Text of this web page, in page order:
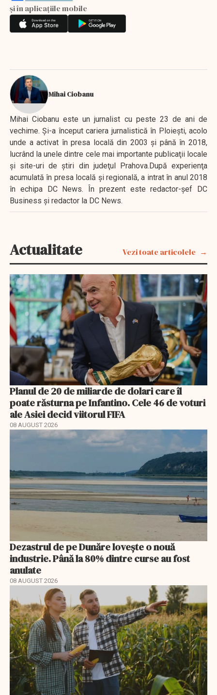
și în aplicațiile mobile
Mihai Ciobanu
Mihai Ciobanu este un jurnalist cu peste 23 de ani de
vechime. Şi-a început cariera jurnalistică în Ploieşti, acolo
unde a activat în presa locală din 2003 şi până în 2018,
lucrând la unele dintre cele mai importante publicaţii locale
şi site-uri de ştiri din judeţul Prahova.După experienţa
acumulată în presa locală şi regională, a intrat în anul 2018
în echipa DC News. În prezent este redactor-şef DC
Business şi redactor la DC News.
Actualitate Vezi toate articolele
Planul de 20 de miliarde de dolari care îl
poate răsturna pe Infantino. Cele 46 de voturi
ale Asiei decid viitorul FIFA
08 AUGUST 2026
Dezastrul de pe Dunăre lovește o nouă
industrie. Până la 80% dintre curse au fost
anulate
08 AUGUST 2026